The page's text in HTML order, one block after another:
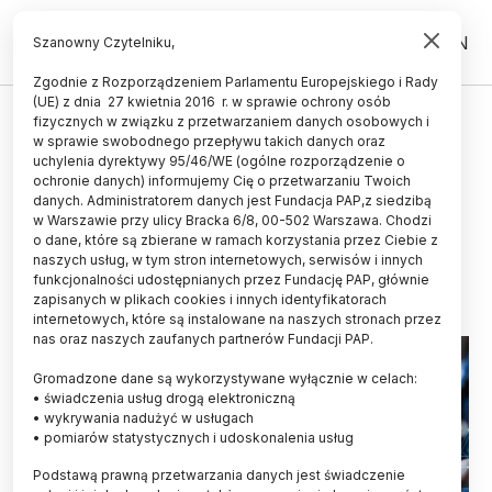
PL EN
ŚWIAT
Indeks Patentowy EPO 2022:
najwięcej zgłoszeń w dziedzinie
komunikacji cyfrowej
29.03.2023
aktualizacja: 29.03.2023
2 minuty czytania
Szanowny Czytelniku,
Zgodnie z Rozporządzeniem Parlamentu Europejskiego i Rady
(UE) z dnia 27 kwietnia 2016 r. w sprawie ochrony osób
fizycznych w związku z przetwarzaniem danych osobowych i
w sprawie swobodnego przepływu takich danych oraz
uchylenia dyrektywy 95/46/WE (ogólne rozporządzenie o
ochronie danych) informujemy Cię o przetwarzaniu Twoich
danych. Administratorem danych jest Fundacja PAP,z siedzibą
w Warszawie przy ulicy Bracka 6/8, 00-502 Warszawa. Chodzi
o dane, które są zbierane w ramach korzystania przez Ciebie z
naszych usług, w tym stron internetowych, serwisów i innych
funkcjonalności udostępnianych przez Fundację PAP, głównie
zapisanych w plikach cookies i innych identyfikatorach
internetowych, które są instalowane na naszych stronach przez
nas oraz naszych zaufanych partnerów Fundacji PAP.
Gromadzone dane są wykorzystywane wyłącznie w celach:
• świadczenia usług drogą elektroniczną
• wykrywania nadużyć w usługach
• pomiarów statystycznych i udoskonalenia usług
Podstawą prawną przetwarzania danych jest świadczenie